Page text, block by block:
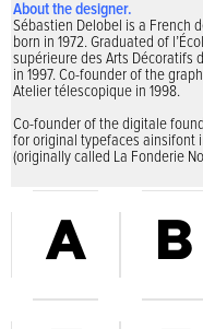
About the designer.
Sébastien Delobel is a French
born in 1972. Graduated of
supérieure des Arts Décoratifs
in 1997. Co-founder of the
Atelier télescopique in 1998.
Co-founder of the digitale
for original typefaces ainsifont
(originally called La Fonderie
A B